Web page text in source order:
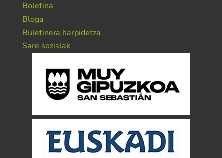
Boletina
Bloga
Buletinera harpidetza
Sare sozialak